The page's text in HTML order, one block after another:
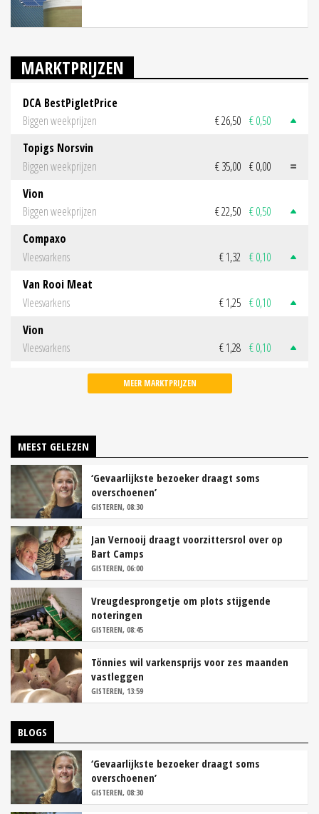
MARKTPRIJZEN
DCA BestPigletPrice
Biggen weekprijzen
€ 26,50 € 0,50
Topigs Norsvin
Biggen weekprijzen
€ 35,00 € 0,00
Vion
Biggen weekprijzen
€ 22,50 € 0,50
Compaxo
Vleesvarkens
€ 1,32 € 0,10
Van Rooi Meat
Vleesvarkens
€ 1,25 € 0,10
Vion
Vleesvarkens
€ 1,28 € 0,10
MEER MARKTPRIJZEN
MEEST GELEZEN
‘Gevaarlijkste bezoeker draagt soms
overschoenen’
GISTEREN, 08:30
Jan Vernooij draagt voorzittersrol over op
Bart Camps
GISTEREN, 06:00
Vreugdesprongetje om plots stijgende
noteringen
GISTEREN, 08:45
Tönnies wil varkensprijs voor zes maanden
vastleggen
GISTEREN, 13:59
BLOGS
‘Gevaarlijkste bezoeker draagt soms
overschoenen’
GISTEREN, 08:30